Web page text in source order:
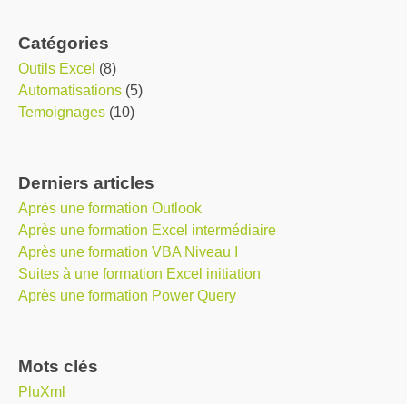
Catégories
Outils Excel (8)
Automatisations (5)
Temoignages (10)
Derniers articles
Après une formation Outlook
Après une formation Excel intermédiaire
Après une formation VBA Niveau I
Suites à une formation Excel initiation
Après une formation Power Query
Mots clés
PluXml